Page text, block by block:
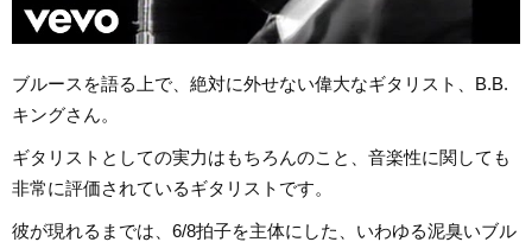
ブルースを語る上で、絶対に外せない偉大なギタリスト、B.B.
キングさん。
ギタリストとしての実力はもちろんのこと、音楽性に関しても
非常に評価されているギタリストです。
彼が現れるまでは、6/8拍子を主体にした、いわゆる泥臭いブル